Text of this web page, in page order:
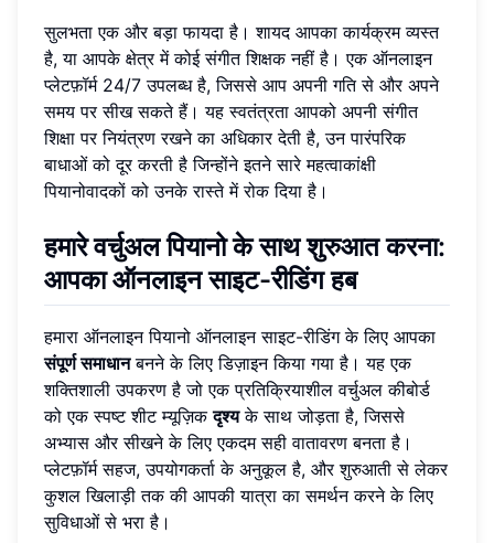
सुलभता एक और बड़ा फायदा है। शायद आपका कार्यक्रम व्यस्त
है, या आपके क्षेत्र में कोई संगीत शिक्षक नहीं है। एक ऑनलाइन
प्लेटफ़ॉर्म 24/7 उपलब्ध है, जिससे आप अपनी गति से और अपने
समय पर सीख सकते हैं। यह स्वतंत्रता आपको अपनी संगीत
शिक्षा पर नियंत्रण रखने का अधिकार देती है, उन पारंपरिक
बाधाओं को दूर करती है जिन्होंने इतने सारे महत्वाकांक्षी
पियानोवादकों को उनके रास्ते में रोक दिया है।
हमारे वर्चुअल पियानो के साथ शुरुआत करना:
आपका ऑनलाइन साइट-रीडिंग हब
हमारा ऑनलाइन पियानो ऑनलाइन साइट-रीडिंग के लिए आपका
संपूर्ण समाधानबनने के लिए डिज़ाइन किया गया है। यह एक
शक्तिशाली उपकरण है जो एक प्रतिक्रियाशील वर्चुअल कीबोर्ड
को एक स्पष्ट शीट म्यूज़िकदृश्यके साथ जोड़ता है, जिससे
अभ्यास और सीखने के लिए एकदम सही वातावरण बनता है।
प्लेटफ़ॉर्म सहज, उपयोगकर्ता के अनुकूल है, और शुरुआती से लेकर
कुशल खिलाड़ी तक की आपकी यात्रा का समर्थन करने के लिए
सुविधाओं से भरा है।